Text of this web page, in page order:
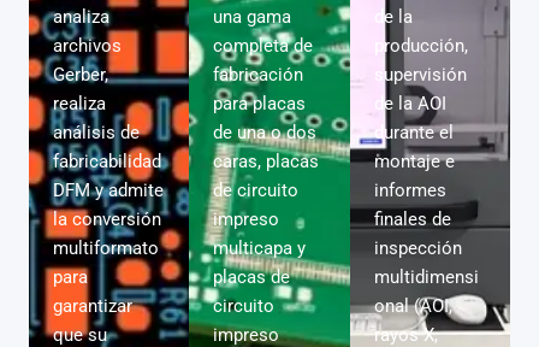
analiza
archivos
Gerber,
realiza
análisis de
fabricabilidad
DFM y admite
la conversión
multiformato
para
garantizar
que su
una gama
completa de
fabricación
para placas
de una o dos
caras, placas
de circuito
impreso
multicapa y
placas de
circuito
impreso
de la
producción,
supervisión
de la AOI
durante el
montaje e
informes
finales de
inspección
multidimensi
onal (AOI,
rayos X,